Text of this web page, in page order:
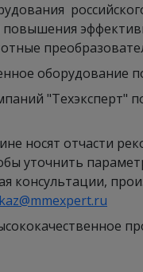
повышения
оборудование
"Техэксперт"
носят отчасти
уточнить
консультации,